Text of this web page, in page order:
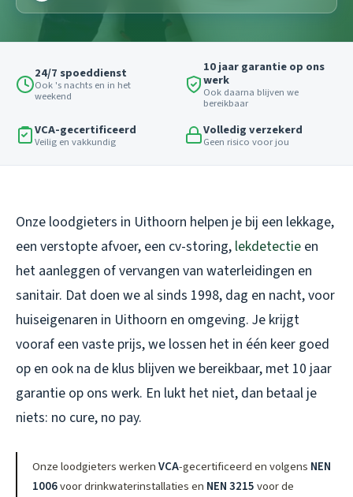
24/7 spoeddienst
Ook 's nachts en in het
weekend
10 jaar garantie op ons
werk
Ook daarna blijven we
bereikbaar
VCA-gecertificeerd
Veilig en vakkundig
Volledig verzekerd
Geen risico voor jou
Onze loodgieters in Uithoorn helpen je bij een lekkage,
een verstopte afvoer, een cv-storing, lekdetectie en
het aanleggen of vervangen van waterleidingen en
sanitair. Dat doen we al sinds 1998, dag en nacht, voor
huiseigenaren in Uithoorn en omgeving. Je krijgt
vooraf een vaste prijs, we lossen het in één keer goed
op en ook na de klus blijven we bereikbaar, met 10 jaar
garantie op ons werk. En lukt het niet, dan betaal je
niets: no cure, no pay.
Onze loodgieters werkenVCA-gecertificeerd en volgens NEN
1006voor drinkwaterinstallaties en NEN 3215voor de